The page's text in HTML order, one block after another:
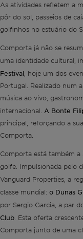
As atividades refletem a
pôr do sol, passeios de
golfinhos no estuário do
Comporta já não se
uma identidade cultural,
Festival , hoje um dos
Portugal. Realizado num
música ao vivo,
internacional. A Bonte
principal, reforçando a
Comporta.
Comporta está também
golfe. Impulsionada pelo
Vanguard Properties, a
classe mundial: o Dunas
por Sergio Garcia, a par
Club . Esta oferta
Comporta junto de uma